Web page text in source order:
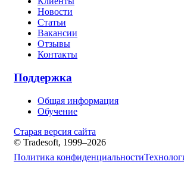
Новости
Статьи
Вакансии
Отзывы
Контакты
Поддержка
Общая информация
Обучение
Старая версия сайта
© Tradesoft, 1999–2026
Политика конфиденциальности